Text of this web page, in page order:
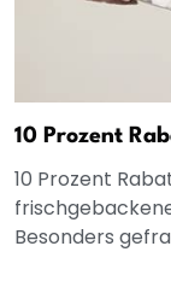
10 Prozent
10 Prozent
Besonders